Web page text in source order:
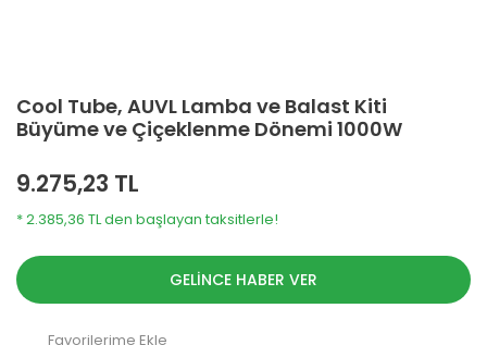
Cool Tube, AUVL Lamba ve Balast Kiti
Büyüme ve Çiçeklenme Dönemi 1000W
9.275,23 TL
* 2.385,36 TL den başlayan taksitlerle!
GELİNCE HABER VER